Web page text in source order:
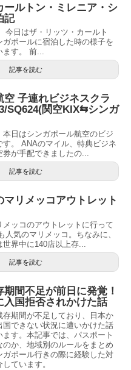
ールトン・ミレニア・シ
記
今日はザ・リッツ・カールト
ガポールに宿泊した時の様子を
ます。 前...
記事を読む
空 子連れビジネスクラ
SQ624(関空KIX⇆シンガ
日はシンガポール航空のビジ
す。 ANAのマイル、特典ビジネ
券が手配できましたの...
記事を読む
マリメッコアウトレット
メッコのアウトレットに行って
人気のマリメッコ。ちなみに、
世界中に140店以上存...
記事を読む
間不足が前日に発覚！
入国拒否されかけた話
存期間が不足しており、日本か
国できない状況に遭いかけた話
す。本記事では、パスポート
か、地域別のルールをまとめ
ガポール行きの際に経験した対
ています。